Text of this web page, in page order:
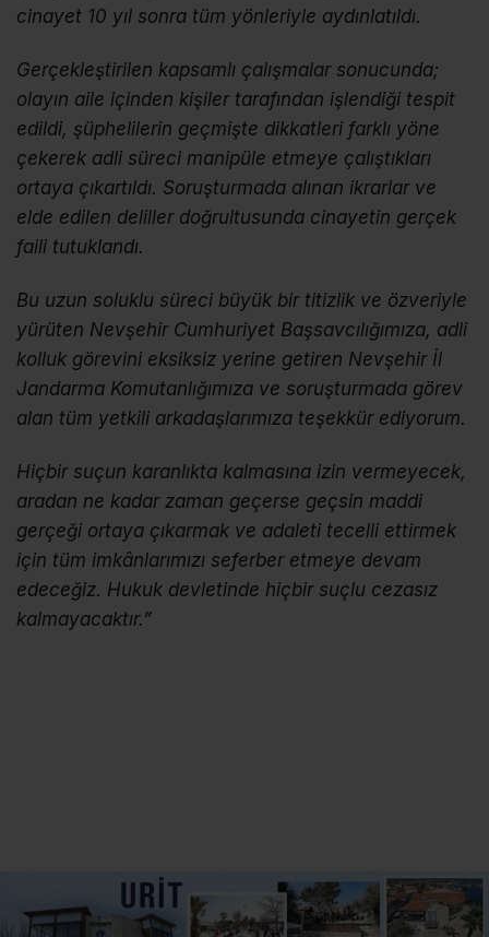
cinayet 10 yıl sonra tüm yönleriyle aydınlatıldı.
Gerçekleştirilen kapsamlı çalışmalar sonucunda;
olayın aile içinden kişiler tarafından işlendiği tespit
edildi, şüphelilerin geçmişte dikkatleri farklı yöne
çekerek adli süreci manipüle etmeye çalıştıkları
ortaya çıkartıldı. Soruşturmada alınan ikrarlar ve
elde edilen deliller doğrultusunda cinayetin gerçek
faili tutuklandı.
Bu uzun soluklu süreci büyük bir titizlik ve özveriyle
yürüten Nevşehir Cumhuriyet Başsavcılığımıza, adli
kolluk görevini eksiksiz yerine getiren Nevşehir İl
Jandarma Komutanlığımıza ve soruşturmada görev
alan tüm yetkili arkadaşlarımıza teşekkür ediyorum.
Hiçbir suçun karanlıkta kalmasına izin vermeyecek,
aradan ne kadar zaman geçerse geçsin maddi
gerçeği ortaya çıkarmak ve adaleti tecelli ettirmek
için tüm imkânlarımızı seferber etmeye devam
edeceğiz. Hukuk devletinde hiçbir suçlu cezasız
kalmayacaktır.”